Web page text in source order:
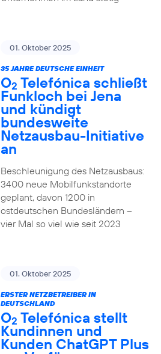
01. Oktober 2025
35 JAHRE DEUTSCHE EINHEIT
O2 Telefónica schließt
Funkloch bei Jena
und kündigt
bundesweite
Netzausbau-Initiative
an
Beschleunigung des Netzausbaus:
3400 neue Mobilfunkstandorte
geplant, davon 1200 in
ostdeutschen Bundesländern –
vier Mal so viel wie seit 2023
01. Oktober 2025
ERSTER NETZBETREIBER IN
DEUTSCHLAND
O2 Telefónica stellt
Kundinnen und
Kunden ChatGPT Plus